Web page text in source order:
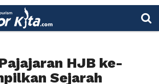
HJB ke-
Sejarah